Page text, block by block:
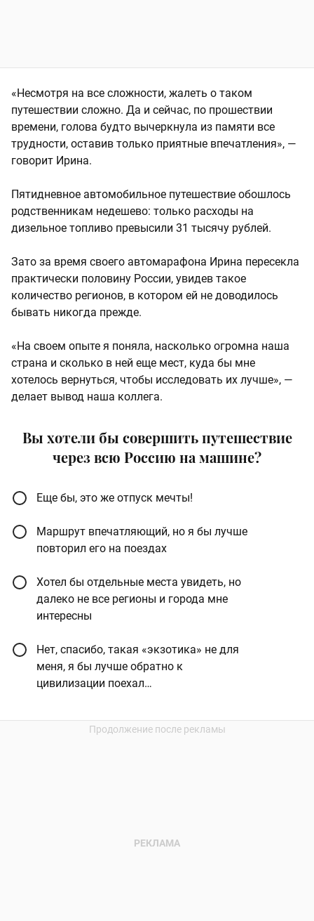
«Несмотря на все сложности, жалеть о таком
путешествии сложно. Да и сейчас, по прошествии
времени, голова будто вычеркнула из памяти все
трудности, оставив только приятные впечатления», —
говорит Ирина.
Пятидневное автомобильное путешествие обошлось
родственникам недешево: только расходы на
дизельное топливо превысили 31 тысячу рублей.
Зато за время своего автомарафона Ирина пересекла
практически половину России, увидев такое
количество регионов, в котором ей не доводилось
бывать никогда прежде.
«На своем опыте я поняла, насколько огромна наша
страна и сколько в ней еще мест, куда бы мне
хотелось вернуться, чтобы исследовать их лучше», —
делает вывод наша коллега.
Вы хотели бы совершить путешествие
через всю Россию на машине?
Еще бы, это же отпуск мечты!
Маршрут впечатляющий, но я бы лучше
повторил его на поездах
Хотел бы отдельные места увидеть, но
далеко не все регионы и города мне
интересны
Нет, спасибо, такая «экзотика» не для
меня, я бы лучше обратно к
цивилизации поехал…